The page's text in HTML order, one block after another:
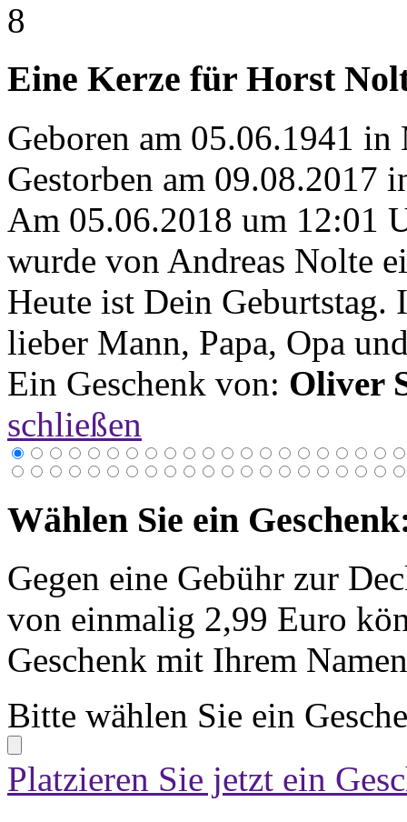
Eine Kerze für Horst
Geboren am 05.06.1941 in
Gestorben am 09.08.2017
Am 05.06.2018 um 12:01
wurde von Andreas Nolte
Heute ist Dein Geburtstag.
lieber Mann, Papa, Opa
Ein Geschenk von: Oliver
schließen
Wählen Sie ein
Gegen eine Gebühr zur
von einmalig 2,99 Euro
Geschenk mit Ihrem
Bitte wählen Sie ein
Platzieren Sie jetzt ein